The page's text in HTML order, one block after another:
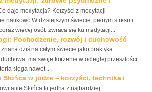
daje medytacja? Korzyści z medytacji
naukowo W dzisiejszym świecie, pełnym stresu i
więcej osób zwraca się ku medytacji...
Pochodzenie, rozwój i duchowość
znana dziś na całym świecie jako praktyka
ma swoje korzenie w odległej przeszłości
sięga nawet...
Słońca w jodze – korzyści, technika i
Słońca to jedna z najbardziej